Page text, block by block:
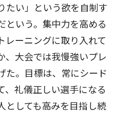
たい」という欲を自制す
という。集中力を高める
レーニングに取り入れて
、大会では我慢強いプレ
た。目標は、常にシード
、礼儀正しい選手になる
としても高みを目指し続